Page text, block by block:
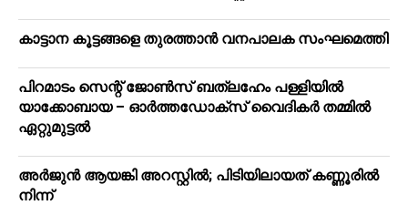
കാട്ടാന കൂട്ടങ്ങളെ തുരത്താന്‍ വനപാലക സംഘമെത്തി
പിറമാടം സെന്റ് ജോണ്‍സ് ബത്ലഹേം പള്ളിയില്‍
യാക്കോബായ – ഓര്‍ത്തഡോക്‌സ് വൈദികര്‍ തമ്മില്‍
ഏറ്റുമുട്ടല്‍
അർജുൻ ആയങ്കി അറസ്റ്റിൽ; പിടിയിലായത് കണ്ണൂരിൽ
നിന്ന്